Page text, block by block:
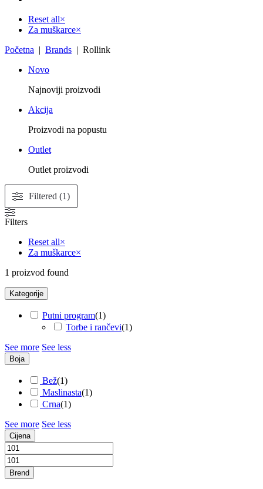
Reset all×
Za muškarce×
Početna | Brands | Rollink
Novo
Najnoviji proizvodi
Akcija
Proizvodi na popustu
Outlet
Outlet proizvodi
Filtered (1)
Filters
Reset all×
Za muškarce×
1 proizvod found
Kategorije
Putni program(1)
Torbe i rančevi(1)
See more See less
Boja
Bež(1)
Maslinasta(1)
Crna(1)
See more See less
Cijena
Brend